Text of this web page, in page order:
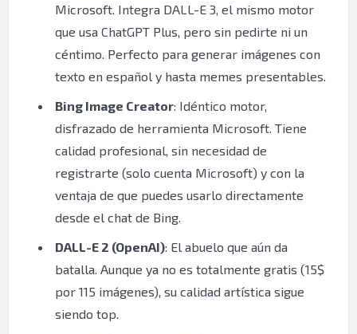
Microsoft. Integra DALL-E 3, el mismo motor
que usa ChatGPT Plus, pero sin pedirte ni un
céntimo. Perfecto para generar imágenes con
texto en español y hasta memes presentables.
Bing Image Creator: Idéntico motor,
disfrazado de herramienta Microsoft. Tiene
calidad profesional, sin necesidad de
registrarte (solo cuenta Microsoft) y con la
ventaja de que puedes usarlo directamente
desde el chat de Bing.
DALL-E 2 (OpenAI): El abuelo que aún da
batalla. Aunque ya no es totalmente gratis (15$
por 115 imágenes), su calidad artística sigue
siendo top.